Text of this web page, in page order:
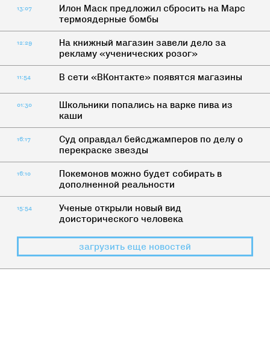
13:07
Илон Маск предложил сбросить на Марс
термоядерные бомбы
12:29
На книжный магазин завели дело за
рекламу «ученических розог»
11:54 В сети «ВКонтакте» появятся магазины
01:30
Школьники попались на варке пива из
каши
16:17
Суд оправдал бейсджамперов по делу о
перекраске звезды
16:10
Покемонов можно будет собирать в
дополненной реальности
15:54
Ученые открыли новый вид
доисторического человека
загрузить еще новостей